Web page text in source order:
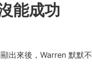
能成功
出來後，Warren 默默不